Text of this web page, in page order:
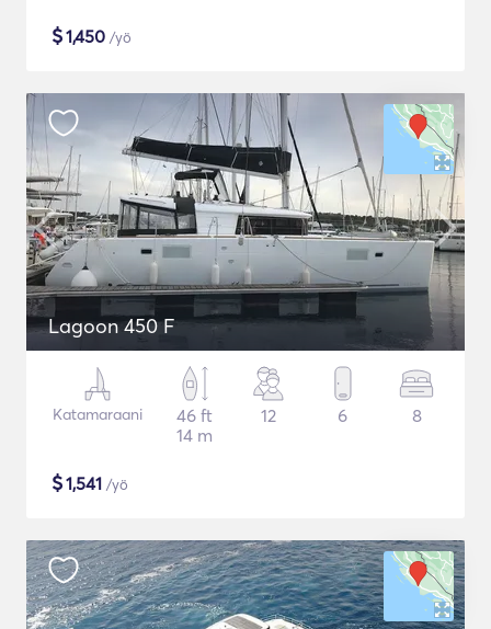
$1,450 /yö
Lagoon 450 F
Katamaraani
46 ft
14 m
12 6 8
$1,541 /yö